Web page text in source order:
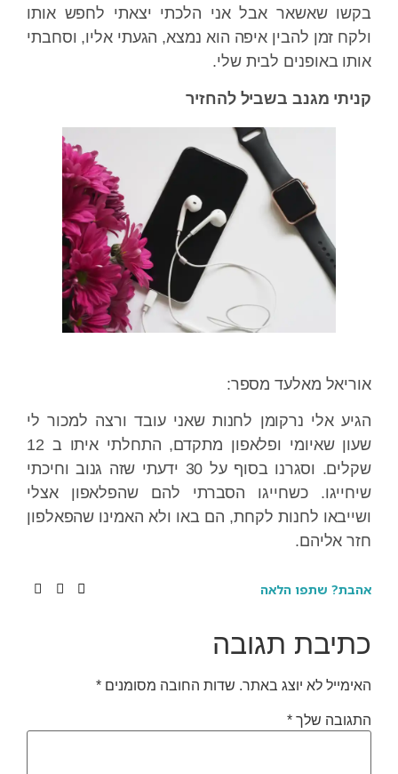
בקשו שאשאר אבל אני הלכתי יצאתי לחפש אותו
ולקח זמן להבין איפה הוא נמצא, הגעתי אליו, וסחבתי
אותו באופנים לבית שלי.
קניתי מגנב בשביל להחזיר
אוריאל מאלעד מספר:
הגיע אלי נרקומן לחנות שאני עובד ורצה למכור לי
שעון שאיומי ופלאפון מתקדם, התחלתי איתו ב 12
שקלים. וסגרנו בסוף על 30 ידעתי שזה גנוב וחיכתי
שיחייגו. כשחייגו הסברתי להם שהפלאפון אצלי
ושייבאו לחנות לקחת, הם באו ולא האמינו שהפאלפון
חזר אליהם.
אהבת? שתפו הלאה
כתיבת תגובה
האימייל לא יוצג באתר. שדות החובה מסומנים *
התגובה שלך *